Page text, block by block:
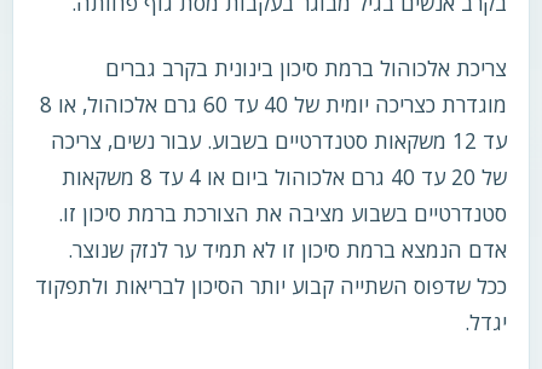
צריכת אלכוהול ברמת סיכון בינונית בקרב גברים
מוגדרת כצריכה יומית של 40 עד 60 גרם אלכוהול, או 8
עד 12 משקאות סטנדרטיים בשבוע. עבור נשים, צריכה
של 20 עד 40 גרם אלכוהול ביום או 4 עד 8 משקאות
סטנדרטיים בשבוע מציבה את הצורכת ברמת סיכון זו.
אדם הנמצא ברמת סיכון זו לא תמיד ער לנזק שנוצר.
ככל שדפוס השתייה קבוע יותר הסיכון לבריאות ולתפקוד
יגדל.